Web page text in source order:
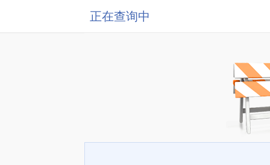
正在查询中